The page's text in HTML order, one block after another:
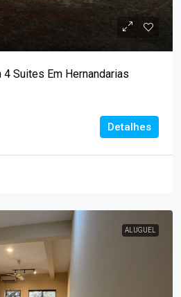
Suites Em Hernandarias
Detalhes
ALUGUEL